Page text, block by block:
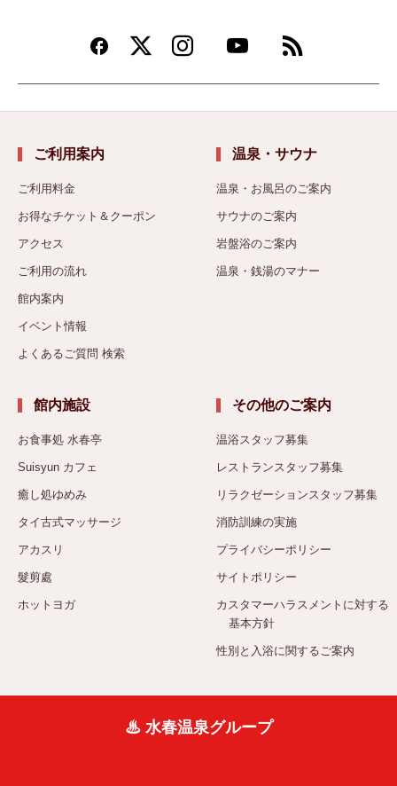
ご利用案内
ご利用料金
お得なチケット＆クーポン
アクセス
ご利用の流れ
館内案内
イベント情報
よくあるご質問 検索
温泉・サウナ
温泉・お風呂のご案内
サウナのご案内
岩盤浴のご案内
温泉・銭湯のマナー
館内施設
お食事処 水春亭
Suisyun カフェ
癒し処ゆめみ
タイ古式マッサージ
アカスリ
髮剪處
ホットヨガ
その他のご案内
温浴スタッフ募集
レストランスタッフ募集
リラクゼーションスタッフ募集
消防訓練の実施
プライバシーポリシー
サイトポリシー
カスタマーハラスメントに対する
基本方針
性別と入浴に関するご案内
♨ 水春温泉グループ